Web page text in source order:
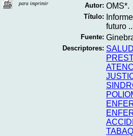
para imprimir
Autor: OMS*.
Título:
futuro
Fuente:
Descriptores: